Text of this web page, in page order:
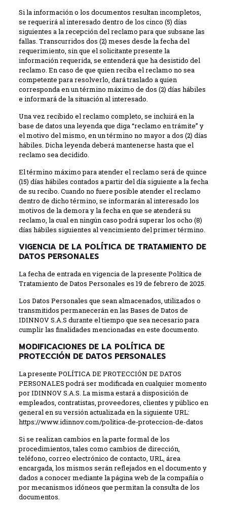
Si la información o los documentos resultan incompletos,
se requerirá al interesado dentro de los cinco (5) días
siguientes a la recepción del reclamo para que subsane las
fallas. Transcurridos dos (2) meses desde la fecha del
requerimiento, sin que el solicitante presente la
información requerida, se entenderá que ha desistido del
reclamo. En caso de que quien reciba el reclamo no sea
competente para resolverlo, dará traslado a quien
corresponda en un término máximo de dos (2) días hábiles
e informará de la situación al interesado.
Una vez recibido el reclamo completo, se incluirá en la
base de datos una leyenda que diga “reclamo en trámite” y
el motivo del mismo, en un término no mayor a dos (2) días
hábiles. Dicha leyenda deberá mantenerse hasta que el
reclamo sea decidido.
El término máximo para atender el reclamo será de quince
(15) días hábiles contados a partir del día siguiente a la fecha
de su recibo. Cuando no fuere posible atender el reclamo
dentro de dicho término, se informarán al interesado los
motivos de la demora y la fecha en que se atenderá su
reclamo, la cual en ningún caso podrá superar los ocho (8)
días hábiles siguientes al vencimiento del primer término.
VIGENCIA DE LA POLÍTICA DE TRATAMIENTO DE
DATOS PERSONALES
La fecha de entrada en vigencia de la presente Política de
Tratamiento de Datos Personales es 19 de febrero de 2025.
Los Datos Personales que sean almacenados, utilizados o
transmitidos permanecerán en las Bases de Datos de
IDINNOV S.A.S durante el tiempo que sea necesario para
cumplir las ­finalidades mencionadas en este documento.
MODIFICACIONES DE LA POLÍTICA DE
PROTECCIÓN DE DATOS PERSONALES
La presente POLÍTICA DE PROTECCIÓN DE DATOS
PERSONALES podrá ser modificada en cualquier momento
por IDINNOV S.A.S. La misma estará a disposición de
empleados, contratistas, proveedores, clientes y público en
general en su versión actualizada en la siguiente URL:
https://www.idinnov.com/politica-de-proteccion-de-datos
Si se realizan cambios en la parte formal de los
procedimientos, tales como cambios de dirección,
teléfono, correo electrónico de contacto, URL, área
encargada, los mismos serán reflejados en el documento y
dados a conocer mediante la página web de la compañía o
por mecanismos idóneos que permitan la consulta de los
documentos.